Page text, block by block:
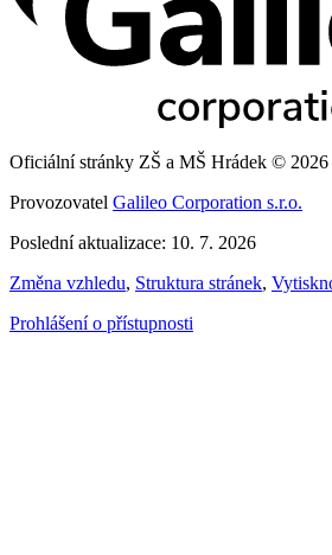
Oficiální stránky ZŠ a MŠ Hrádek © 2026
Provozovatel Galileo Corporation s.r.o.
Poslední aktualizace: 10. 7. 2026
Změna vzhledu, Struktura stránek,
Prohlášení o přístupnosti